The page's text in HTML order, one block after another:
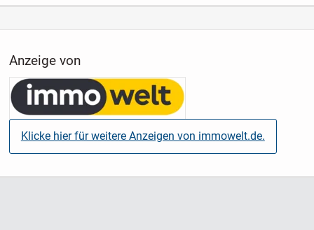
Anzeige von
Klicke hier für weitere Anzeigen von immowelt.de.